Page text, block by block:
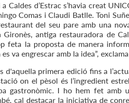
a Caldes d’Estrac s’havia creat
Comas i Claudi Batlle. Toni
del seu pare amb una
Gironès, antiga restauradora de
feta la proposta de manera
va engrescar amb la idea”,
d'aquella primera edició fins a
on el pèsol és l’ingredient
gastronòmic. I ho hem fet
cal destacar la iniciativa de